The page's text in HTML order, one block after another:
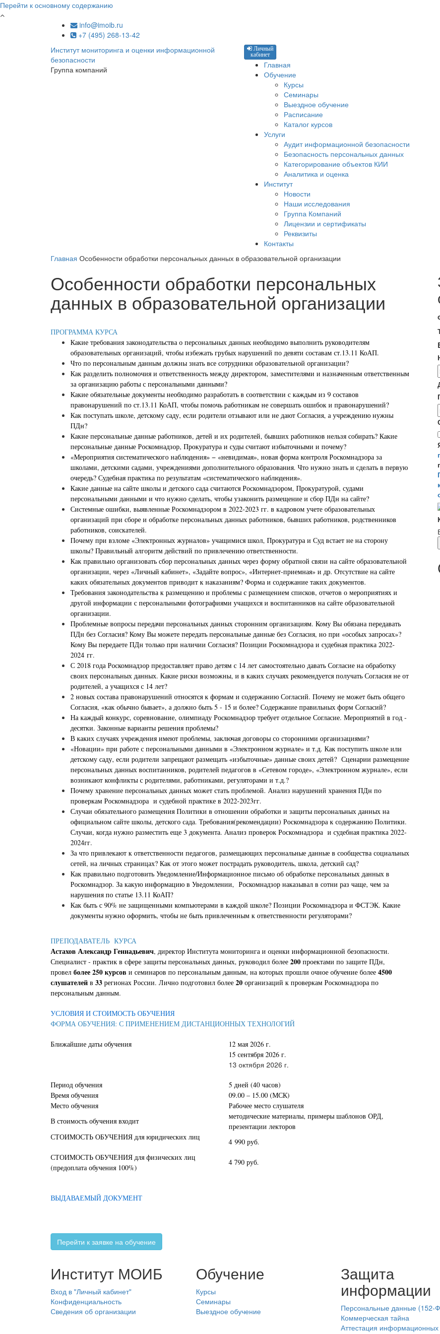
Перейти к основному содержанию
info@imoib.ru
+7 (495) 268-13-42
Институт мониторинга и оценки информационной
безопасности
Группа компаний
Личный
кабинет
Главная
Обучение
Курсы
Семинары
Выездное обучение
Расписание
Каталог курсов
Услуги
Аудит информационной безопасности
Безопасность персональных данных
Категорирование объектов КИИ
Аналитика и оценка
Институт
Новости
Наши исследования
Группа Компаний
Лицензии и сертификаты
Реквизиты
Контакты
Главная Особенности обработки персональных данных в образовательной организации
Особенности обработки персональных
данных в образовательной организации
ПРОГРАММА КУРСА
Какие требования законодательства о персональных данных необходимо выполнить руководителям
образовательных организаций, чтобы избежать грубых нарушений по девяти составам ст.13.11 КоАП.
Что по персональным данным должны знать все сотрудники образовательной организации?
Как разделить полномочия и ответственность между директором, заместителями и назначенным ответственным
за организацию работы с персональными данными?
Какие обязательные документы необходимо разработать в соответствии с каждым из 9 составов
правонарушений по ст.13.11 КоАП, чтобы помочь работникам не совершать ошибок и правонарушений?
Как поступать школе, детскому саду, если родители отзывают или не дают Согласия, а учреждению нужны
ПДн?
Какие персональные данные работников, детей и их родителей, бывших работников нельзя собирать? Какие
персональные данные Роскомнадзор, Прокуратура и суды считают избыточными и почему?
«Мероприятия систематического наблюдения» − «невидимая», новая форма контроля Роскомнадзора за
школами, детскими садами, учреждениями дополнительного образования. Что нужно знать и сделать в первую
очередь? Судебная практика по результатам «систематического наблюдения».
Какие данные на сайте школы и детского сада считаются Роскомнадзором, Прокуратурой, судами
персональными данными и что нужно сделать, чтобы узаконить размещение и сбор ПДн на сайте?
Системные ошибки, выявленные Роскомнадзором в 2022-2023 гг. в кадровом учете образовательных
организаций при сборе и обработке персональных данных работников, бывших работников, родственников
работников, соискателей.
Почему при взломе «Электронных журналов» учащимися школ, Прокуратура и Суд встает не на сторону
школы? Правильный алгоритм действий по привлечению ответственности.
Как правильно организовать сбор персональных данных через форму обратной связи на сайте образовательной
организации, через «Личный кабинет», «Задайте вопрос», «Интернет-приемная» и др. Отсутствие на сайте
каких обязательных документов приводит к наказаниям? Форма и содержание таких документов.
Требования законодательства к размещению и проблемы с размещением списков, отчетов о мероприятиях и
другой информации с персональными фотографиями учащихся и воспитанников на сайте образовательной
организации.
Проблемные вопросы передачи персональных данных сторонним организациям. Кому Вы обязана передавать
ПДн без Согласия? Кому Вы можете передать персональные данные без Согласия, но при «особых запросах»?
Кому Вы передаете ПДн только при наличии Согласия? Позиции Роскомнадзора и судебная практика 2022-
2024 гг.
С 2018 года Роскомнадзор предоставляет право детям с 14 лет самостоятельно давать Согласие на обработку
своих персональных данных. Какие риски возможны, и в каких случаях рекомендуется получать Согласия не от
родителей, а учащихся с 14 лет?
2 новых состава правонарушений относятся к формам и содержанию Согласий. Почему не может быть общего
Согласия, «как обычно бывает», а должно быть 5 - 15 и более? Содержание правильных форм Согласий?
На каждый конкурс, соревнование, олимпиаду Роскомнадзор требует отдельное Согласие. Мероприятий в год -
десятки. Законные варианты решения проблемы?
В каких случаях учреждения имеют проблемы, заключая договоры со сторонними организациями?
«Новации» при работе с персональными данными в «Электронном журнале» и т.д. Как поступить школе или
детскому саду, если родители запрещают размещать «избыточные» данные своих детей? Сценарии размещение
персональных данных воспитанников, родителей педагогов в «Сетевом городе», «Электронном журнале», если
возникают конфликты с родителями, работниками, регуляторами и т.д.?
Почему хранение персональных данных может стать проблемой. Анализ нарушений хранения ПДн по
проверкам Роскомнадзора и судебной практике в 2022-2023гг.
Случаи обязательного размещения Политики в отношении обработки и защиты персональных данных на
официальном сайте школы, детского сада. Требования(рекомендации) Роскомнадзора к содержанию Политики.
Случаи, когда нужно разместить еще 3 документа. Анализ проверок Роскомнадзора и судебная практика 2022-
2024гг.
За что привлекают к ответственности педагогов, размещающих персональные данные в сообщества социальных
сетей, на личных страницах? Как от этого может пострадать руководитель, школа, детский сад?
Как правильно подготовить Уведомление/Информационное письмо об обработке персональных данных в
Роскомнадзор. За какую информацию в Уведомлении, Роскомнадзор наказывал в сотни раз чаще, чем за
нарушения по статье 13.11 КоАП?
Как быть с 90% не защищенными компьютерами в каждой школе? Позиции Роскомнадзора и ФСТЭК. Какие
документы нужно оформить, чтобы не быть привлеченным к ответственности регуляторами?
ПРЕПОДАВАТЕЛЬ КУРСА
Астахов Александр Геннадьевич, директор Института мониторинга и оценки информационной безопасности.
Специалист - практик в сфере защиты персональных данных, руководил более 200 проектами по защите ПДн,
провел более 250 курсов и семинаров по персональным данным, на которых прошли очное обучение более 4500
слушателей в 33 регионах России. Лично подготовил более 20 организаций к проверкам Роскомнадзора по
персональным данным.
УСЛОВИЯ И СТОИМОСТЬ ОБУЧЕНИЯ
ФОРМА ОБУЧЕНИЯ: С ПРИМЕНЕНИЕМ ДИСТАНЦИОННЫХ ТЕХНОЛОГИЙ
Ближайшие даты обучения
12 мая 2026 г.
15 сентября 2026 г.
13 октября 2026 г.
Период обучения
5 дней (40 часов)
Время обучения
09.00 – 15.00 (МСК)
Место обучения
Рабочее место слушателя
В стоимость обучения входит
методические материалы, примеры шаблонов ОРД,
презентации лекторов
СТОИМОСТЬ ОБУЧЕНИЯ для юридических лиц
4 990 руб.
СТОИМОСТЬ ОБУЧЕНИЯ для физических лиц
(предоплата обучения 100%)
4 790 руб.
ВЫДАВАЕМЫЙ ДОКУМЕНТ
Перейти к заявке на обучение
Институт МОИБ
Вход в "Личный кабинет"
Конфиденциальность
Сведения об организации
Обучение
Курсы
Семинары
Выездное обучение
Защита
информации
Персональные данные (152-
Коммерческая тайна
Аттестация информационных